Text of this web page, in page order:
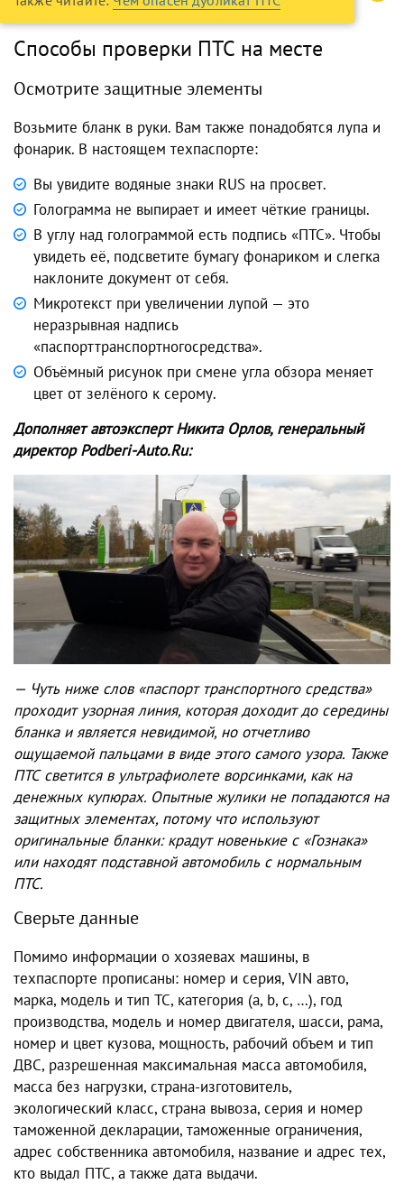
Способы проверки ПТС на месте
Осмотрите защитные элементы
Возьмите бланк в руки. Вам также понадобятся лупа и
фонарик. В настоящем техпаспорте:
Вы увидите водяные знаки RUS на просвет.
Голограмма не выпирает и имеет чёткие границы.
В углу над голограммой есть подпись «ПТС». Чтобы
увидеть её, подсветите бумагу фонариком и слегка
наклоните документ от себя.
Микротекст при увеличении лупой — это
неразрывная надпись
«паспорттранспортногосредства».
Объёмный рисунок при смене угла обзора меняет
цвет от зелёного к серому.
Дополняет автоэксперт Никита Орлов, генеральный
директорPodberi-Auto.Ru:
— Чуть ниже слов «паспорт транспортного средства»
проходит узорная линия, которая доходит до середины
бланка и является невидимой, но отчетливо
ощущаемой пальцами в виде этого самого узора. Также
ПТС светится в ультрафиолете ворсинками, как на
денежных купюрах. Опытные жулики не попадаются на
защитных элементах, потому что используют
оригинальные бланки: крадут новенькие с «Гознака»
или находят подставной автомобиль с нормальным
ПТС.
Сверьте данные
Помимо информации о хозяевах машины, в
техпаспорте прописаны: номер и серия, VIN авто,
марка, модель и тип ТС, категория (a, b, c, …), год
производства, модель и номер двигателя, шасси, рама,
номер и цвет кузова, мощность, рабочий объем и тип
ДВС, разрешенная максимальная масса автомобиля,
масса без нагрузки, страна-изготовитель,
экологический класс, страна вывоза, серия и номер
таможенной декларации, таможенные ограничения,
адрес собственника автомобиля, название и адрес тех,
кто выдал ПТС, а также дата выдачи.